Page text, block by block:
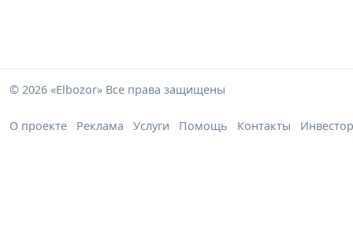
© 2026 «Elbozor» Все права защищены
О проекте Реклама Услуги Помощь Контакты